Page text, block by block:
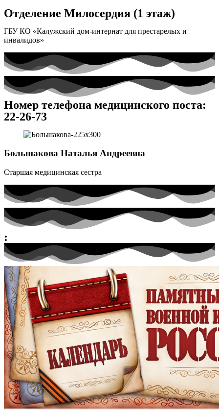
Отделение Милосердия (1 этаж)
ГБУ КО «Калужский дом-интернат для престарелых и
инвалидов»
Номер телефона медицинского поста:
22-26-73
Большакова Наталья Андреевна
Старшая медицинская сестра
: